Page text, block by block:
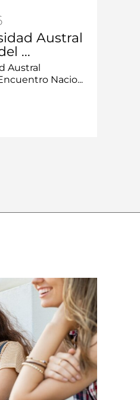
Austral
...
Austral
Nacio...